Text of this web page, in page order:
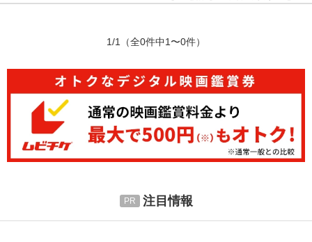
1/1 （全0件中1〜0件）
注目情報